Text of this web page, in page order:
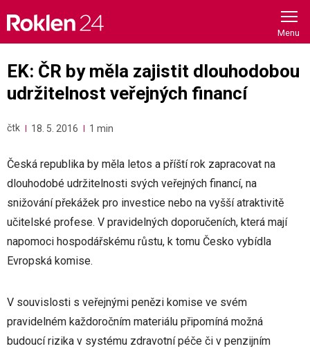
content
EK: ČR by měla zajistit dlouhodobou
udržitelnost veřejných financí
čtk 18. 5. 2016 1 min
Česká republika by měla letos a příští rok zapracovat na
dlouhodobé udržitelnosti svých veřejných financí, na
snižování překážek pro investice nebo na vyšší atraktivitě
učitelské profese. V pravidelných doporučeních, která mají
napomoci hospodářskému růstu, k tomu Česko vybídla
Evropská komise.
V souvislosti s veřejnými penězi komise ve svém
pravidelném každoročním materiálu připomíná možná
budoucí rizika v systému zdravotní péče či v penzijním